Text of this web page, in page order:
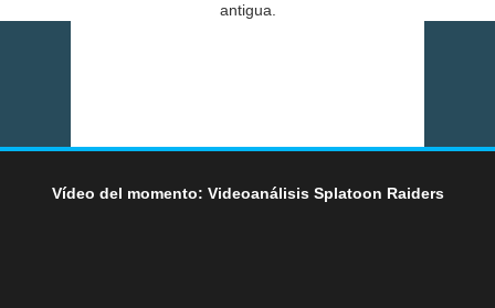
antigua.
Vídeo del momento: Videoanálisis Splatoon Raiders